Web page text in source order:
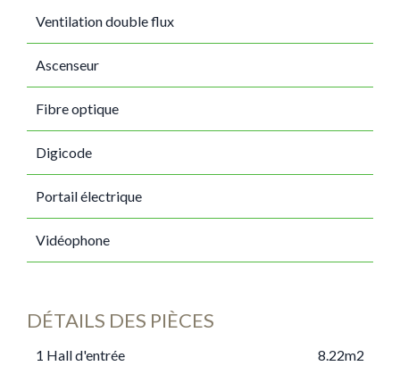
Ventilation double flux
Ascenseur
Fibre optique
Digicode
Portail électrique
Vidéophone
DÉTAILS DES PIÈCES
1 Hall d'entrée 8.22m2